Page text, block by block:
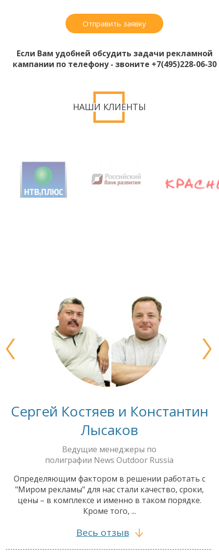
Отправить заявку
Если Вам удобней обсудить задачи рекламной
кампании по телефону - звоните +7(495)228-06-30
НАШИ КЛИЕНТЫ
Сергей Костяев и Константин
Лысаков
Ведущие менеджеры по
полиграфии News Outdoor Russia
Определяющим фактором в решении работать с
"Миром рекламы" для нас стали качество, сроки,
цены – в комплексе и именно в таком порядке.
Кроме того, ...
Весь отзыв